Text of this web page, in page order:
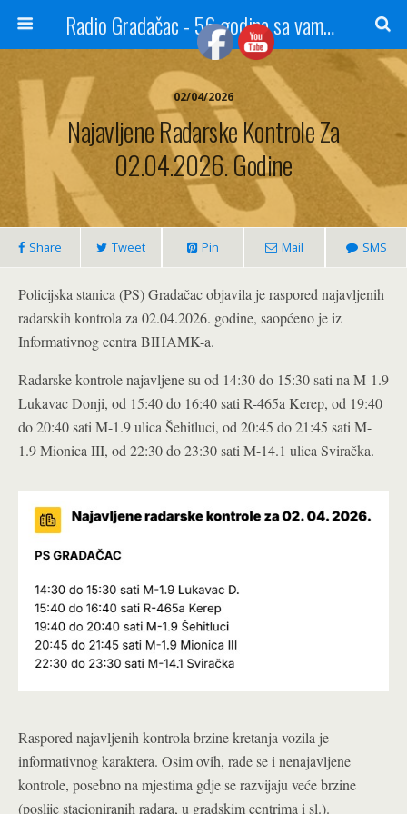
Radio Gradačac - 56 godina sa vama...
02/04/2026
Najavljene Radarske Kontrole Za
02.04.2026. Godine
Share Tweet Pin Mail SMS
Policijska stanica (PS) Gradačac objavila je raspored najavljenih
radarskih kontrola za 02.04.2026. godine, saopćeno je iz
Informativnog centra BIHAMK-a.
Radarske kontrole najavljene su od 14:30 do 15:30 sati na M-1.9
Lukavac Donji, od 15:40 do 16:40 sati R-465a Kerep, od 19:40
do 20:40 sati M-1.9 ulica Šehitluci, od 20:45 do 21:45 sati M-
1.9 Mionica III, od 22:30 do 23:30 sati M-14.1 ulica Sviračka.
Raspored najavljenih kontrola brzine kretanja vozila je
informativnog karaktera. Osim ovih, rade se i nenajavljene
kontrole, posebno na mjestima gdje se razvijaju veće brzine
(poslije stacioniranih radara, u gradskim centrima i sl.).